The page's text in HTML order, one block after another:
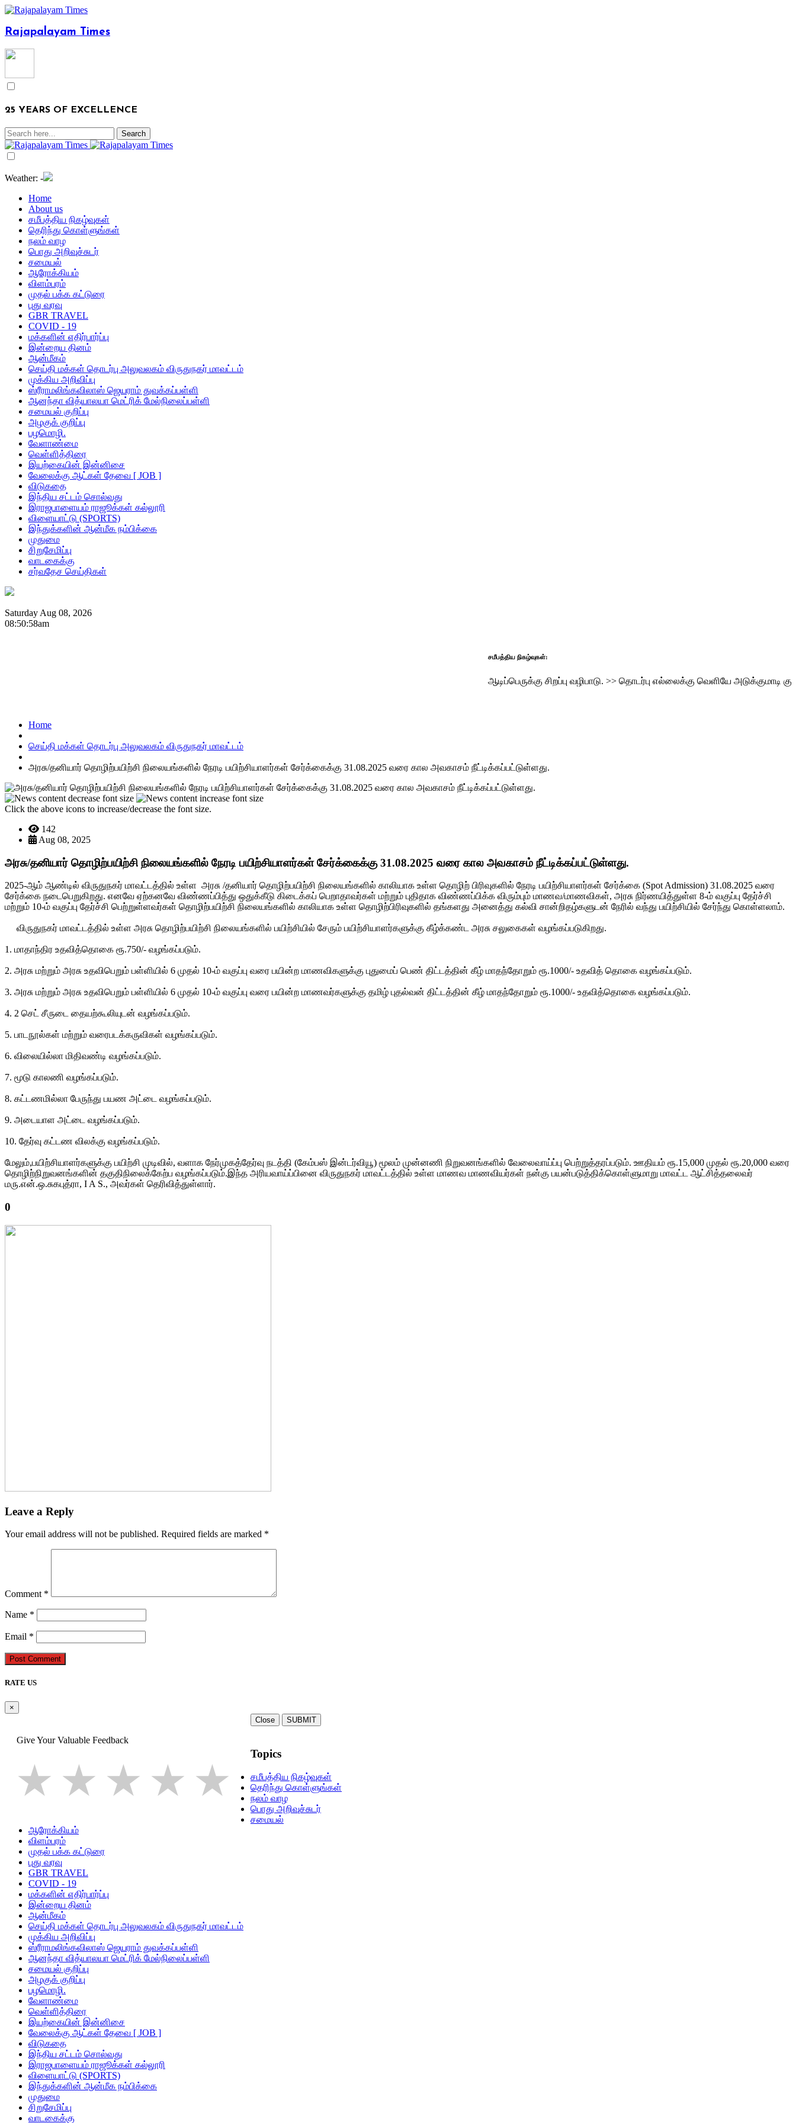
Rajapalayam Times
25 YEARS OF EXCELLENCE
Weather: -
Home
About us
சமீபத்திய நிகழ்வுகள்
தெரிந்து கொள்ளுங்கள்
நலம் வாழ
பொது அறிவுச்சுடர்
சமையல்
ஆரோக்கியம்
விளம்பரம்
முதல் பக்க கட்டுரை
புது வரவு
GBR TRAVEL
COVID - 19
மக்களின் எதிர்பார்ப்பு
இன்றைய தினம்
ஆன்மீகம்
செய்தி மக்கள் தொடர்பு அலுவலகம் விருதுநகர் மாவட்டம்
முக்கிய அறிவிப்பு
ஸ்ரீராமலிங்கவிலாஸ் ஜெயராம் துவக்கப்பள்ளி
ஆனந்தா வித்யாலயா மெட்ரிக் மேல்நிலைப்பள்ளி
சமையல் குறிப்பு
அழகுக் குறிப்பு
பழமொழி.
வேளாண்மை
வெள்ளித்திரை
இயற்கையின் இன்னிசை
வேலைக்கு ஆட்கள் தேவை [ JOB ]
விடுகதை
இந்திய சட்டம் சொல்வது
இராஜபாளையம் ராஜூக்கள் கல்லூரி
விளையாட்டு (SPORTS)
இந்துக்களின் ஆன்மீக நம்பிக்கை
முதுமை
சிறுசேமிப்பு
வாடகைக்கு
சர்வதேச செய்திகள்
Saturday Aug 08, 2026
08:50:58am
சமீபத்திய நிகழ்வுகள்:
ஆடிப்பெருக்கு சிறப்பு வழிபாடு.>> தொடர்பு எல்லைக்கு வெளியே அடுக்குமாடி
Home
செய்தி மக்கள் தொடர்பு அலுவலகம் விருதுநகர் மாவட்டம்
அரசு/தனியார் தொழிற்பயிற்சி நிலையங்களில் நேரடி பயிற்சியாளர்கள் சேர்க்கைக்கு 31.08.2025 வரை கால அவகாசம் நீட்டிக்கப்பட்டுள்ளது.
Click the above icons to increase/decrease the font size.
142
Aug 08, 2025
அரசு/தனியார் தொழிற்பயிற்சி நிலையங்களில் நேரடி பயிற்சியாளர்கள் சேர்க்கைக்கு 31.08.2025 வரை கால அவகாசம் நீட்டிக்கப்பட்டுள்ளது.
2025-ஆம் ஆண்டில் விருதுநகர் மாவட்டத்தில் உள்ள அரசு /தனியார் தொழிற்பயிற்சி நிலையங்களில் காலியாக உள்ள தொழிற் பிரிவுகளில் நேரடி பயிற்சியாளர்கள் சேர்க்கை (Spot Admission) 31.08.2025 வரை
சேர்க்கை நடைபெறுகிறது. எனவே ஏற்கனவே விண்ணப்பித்து ஒதுக்கீடு கிடைக்கப் பெறாதாவர்கள் மற்றும் புதிதாக விண்ணப்பிக்க விரும்பும் மாணவ/மாணவிகள், அரசு நிர்ணயித்துள்ள 8-ம் வகுப்பு தேர்ச்சி
மற்றும் 10-ம் வகுப்பு தேர்ச்சி பெற்றுள்ளவர்கள் தொழிற்பயிற்சி நிலையங்களில் காலியாக உள்ள தொழிற்பிரிவுகளில் தங்களது அனைத்து கல்வி சான்றிதழ்களுடன் நேரில் வந்து பயிற்சியில் சேர்ந்து கொள்ளலாம்.
விருதுநகர் மாவட்டத்தில் உள்ள அரசு தொழிற்பயிற்சி நிலையங்களில் பயிற்சியில் சேரும் பயிற்சியாளர்களுக்கு கீழ்க்கண்ட அரசு சலுகைகள் வழங்கப்படுகிறது.
1. மாதாந்திர உதவித்தொகை ரூ.750/- வழங்கப்படும்.
2. அரசு மற்றும் அரசு உதவிபெறும் பள்ளியில் 6 முதல் 10-ம் வகுப்பு வரை பயின்ற மாணவிகளுக்கு புதுமைப் பெண் திட்டத்தின் கீழ் மாதந்தோறும் ரூ.1000/- உதவித் தொகை வழங்கப்படும்.
3. அரசு மற்றும் அரசு உதவிபெறும் பள்ளியில் 6 முதல் 10-ம் வகுப்பு வரை பயின்ற மாணவர்களுக்கு தமிழ் புதல்வன் திட்டத்தின் கீழ் மாதந்தோறும் ரூ.1000/- உதவித்தொகை வழங்கப்படும்.
4. 2 செட் சீருடை தையற்கூலியுடன் வழங்கப்படும்.
5. பாடநூல்கள் மற்றும் வரைபடக்கருவிகள் வழங்கப்படும்.
6. விலையில்லா மிதிவண்டி வழங்கப்படும்.
7. மூடு காலணி வழங்கப்படும்.
8. கட்டணமில்லா பேருந்து பயண அட்டை வழங்கப்படும்.
9. அடையாள அட்டை வழங்கப்படும்.
10. தேர்வு கட்டண விலக்கு வழங்கப்படும்.
மேலும்,பயிற்சியாளர்களுக்கு பயிற்சி முடிவில், வளாக நேர்முகத்தேர்வு நடத்தி (கேம்பஸ் இன்டர்வியூ) மூலம் முன்னணி நிறுவனங்களில் வேலைவாய்ப்பு பெற்றுத்தரப்படும். ஊதியம் ரூ.15,000 முதல் ரூ.20,000 வரை
தொழிற்நிறுவனங்களின் தகுதிநிலைக்கேற்ப வழங்கப்படும்.இந்த அரியவாய்ப்பினை விருதுநகர் மாவட்டத்தில் உள்ள மாணவ மாணவியர்கள் நன்கு பயன்படுத்திக்கொள்ளுமாறு மாவட்ட ஆட்சித்தலைவர்
மரு.என்.ஒ.சுகபுத்ரா, I A S., அவர்கள் தெரிவித்துள்ளார்.
0
Leave a Reply
Your email address will not be published. Required fields are marked *
Comment *
Name *
Email *
Post Comment
RATE US
×
Give Your Valuable Feedback
5 stars
4 stars
3 stars
2 stars
1 star
Close SUBMIT
Topics
சமீபத்திய நிகழ்வுகள்
தெரிந்து கொள்ளுங்கள்
நலம் வாழ
பொது அறிவுச்சுடர்
சமையல்
ஆரோக்கியம்
விளம்பரம்
முதல் பக்க கட்டுரை
புது வரவு
GBR TRAVEL
COVID - 19
மக்களின் எதிர்பார்ப்பு
இன்றைய தினம்
ஆன்மீகம்
செய்தி மக்கள் தொடர்பு அலுவலகம் விருதுநகர் மாவட்டம்
முக்கிய அறிவிப்பு
ஸ்ரீராமலிங்கவிலாஸ் ஜெயராம் துவக்கப்பள்ளி
ஆனந்தா வித்யாலயா மெட்ரிக் மேல்நிலைப்பள்ளி
சமையல் குறிப்பு
அழகுக் குறிப்பு
பழமொழி.
வேளாண்மை
வெள்ளித்திரை
இயற்கையின் இன்னிசை
வேலைக்கு ஆட்கள் தேவை [ JOB ]
விடுகதை
இந்திய சட்டம் சொல்வது
இராஜபாளையம் ராஜூக்கள் கல்லூரி
விளையாட்டு (SPORTS)
இந்துக்களின் ஆன்மீக நம்பிக்கை
முதுமை
சிறுசேமிப்பு
வாடகைக்கு